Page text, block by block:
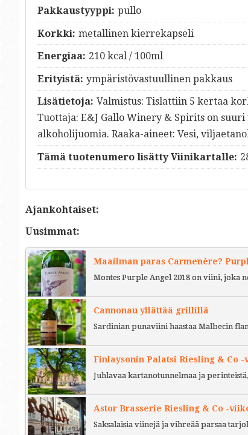
Pakkaustyyppi: pullo
Korkki: metallinen kierrekapseli
Energiaa: 210 kcal / 100ml
Erityistä: ympäristövastuullinen pakkaus
Lisätietoja: Valmistus: Tislattiin 5 kertaa
Tuottaja: E&J Gallo Winery & Spirits on
alkoholijuomia. Raaka-aineet: Vesi,
Tämä tuotenumero lisätty Viinikartalle:
Ajankohtaiset:
Uusimmat:
Maailman paras Carmenère?
Montes Purple Angel 2018 on viini, joka
Cannonau yllättää grillillä
Sardinian punaviini haastaa Malbecin
Finlaysonin Palatsi Riesling & Co
Juhlavaa kartanotunnelmaa ja
Astor Brasserie Riesling & Co -
Saksalaisia viinejä ja vihreää parsaa